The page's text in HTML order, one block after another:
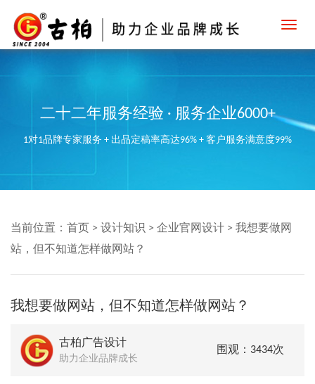
二十二年服务经验 · 服务企业6000+
1对1品牌专家服务 + 出品定稿率高达96% + 客户服务满意度99%
当前位置： 首页 > 设计知识 > 企业官网设计 > 我想要做网
站，但不知道怎样做网站？
我想要做网站，但不知道怎样做网站？
古柏广告设计
助力企业品牌成长
围观：3434次